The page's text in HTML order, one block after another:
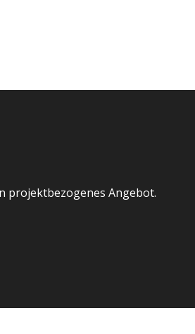
projektbezogenes Angebot.